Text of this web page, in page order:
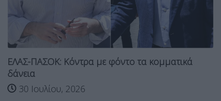
ΕΛΑΣ-ΠΑΣΟΚ: Κόντρα με φόντο τα κομματικά
δάνεια
30 Ιουλίου, 2026